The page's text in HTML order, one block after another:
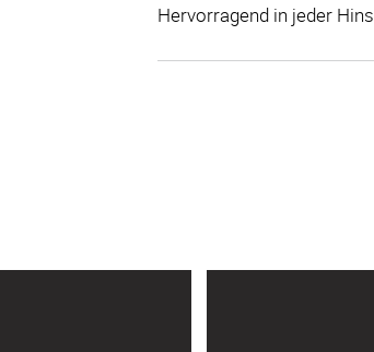
Hervorragend in jeder